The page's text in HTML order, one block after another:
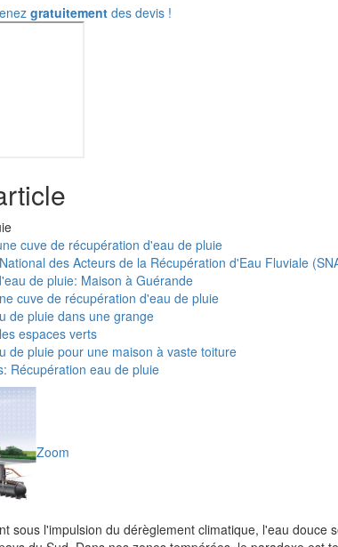
gratuitement des devis !
cuve de récupération d'eau de pluie
des Acteurs de la Récupération d'Eau Fluviale
de pluie: Maison à Guérande
cuve de récupération d'eau de pluie
de pluie dans une grange
espaces verts
de pluie pour une maison à vaste toiture
Récupération eau de pluie
Zoom
sous l'impulsion du dérèglement climatique, l'eau douce